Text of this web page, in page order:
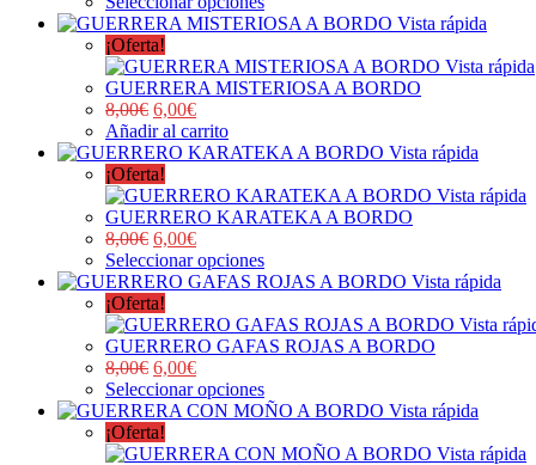
Vista rápida
¡Oferta!
Vista rápida
GUERRERA MISTERIOSA A BORDO
8,00€ 6,00€
Añadir al carrito
Vista rápida
¡Oferta!
Vista rápida
GUERRERO KARATEKA A BORDO
8,00€ 6,00€
Seleccionar opciones
Vista rápida
¡Oferta!
Vista
GUERRERO GAFAS ROJAS A BORDO
8,00€ 6,00€
Seleccionar opciones
Vista rápida
¡Oferta!
Vista rápida